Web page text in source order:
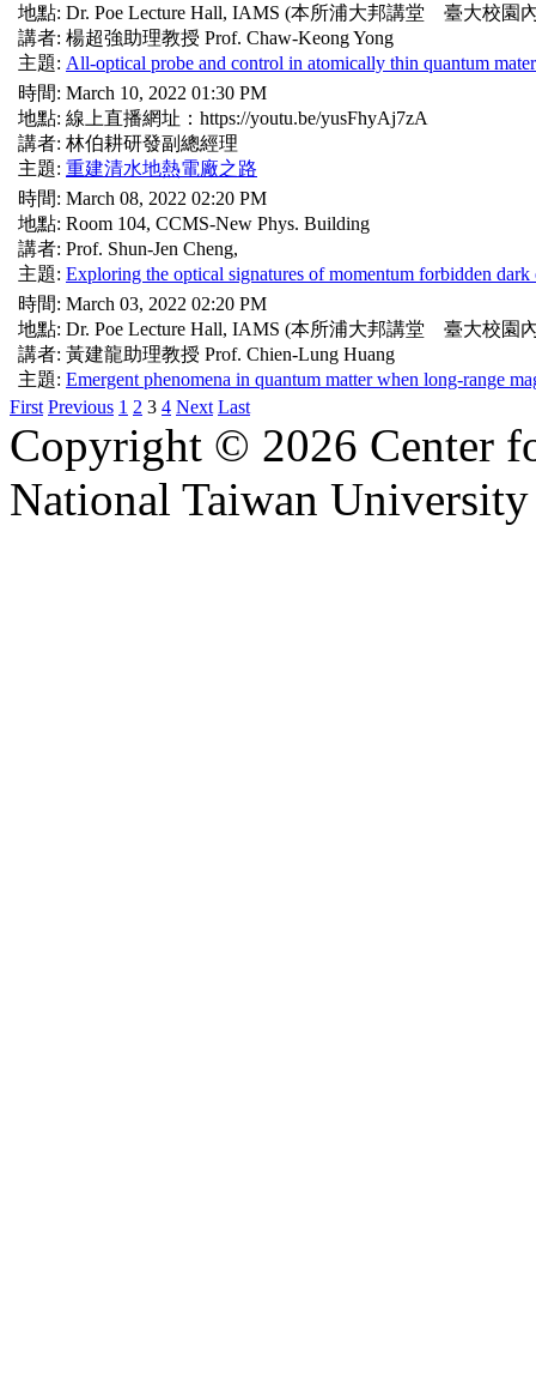
地點: Dr. Poe Lecture Hall, IAMS (本所浦大邦講堂 臺大校園
講者: 楊超強助理教授 Prof. Chaw-Keong Yong
主題: All-optical probe and control in atomically thin quantum
時間: March 10, 2022 01:30 PM
地點: 線上直播網址：https://youtu.be/yusFhyAj7zA
講者: 林伯耕研發副總經理
主題: 重建清水地熱電廠之路
時間: March 08, 2022 02:20 PM
地點: Room 104, CCMS-New Phys. Building
講者: Prof. Shun-Jen Cheng,
主題: Exploring the optical signatures of momentum forbidden
時間: March 03, 2022 02:20 PM
地點: Dr. Poe Lecture Hall, IAMS (本所浦大邦講堂 臺大校園
講者: 黃建龍助理教授 Prof. Chien-Lung Huang
主題: Emergent phenomena in quantum matter when long-range
First Previous 1 2 3 4 Next Last
Copyright © 2026 Center
National Taiwan University